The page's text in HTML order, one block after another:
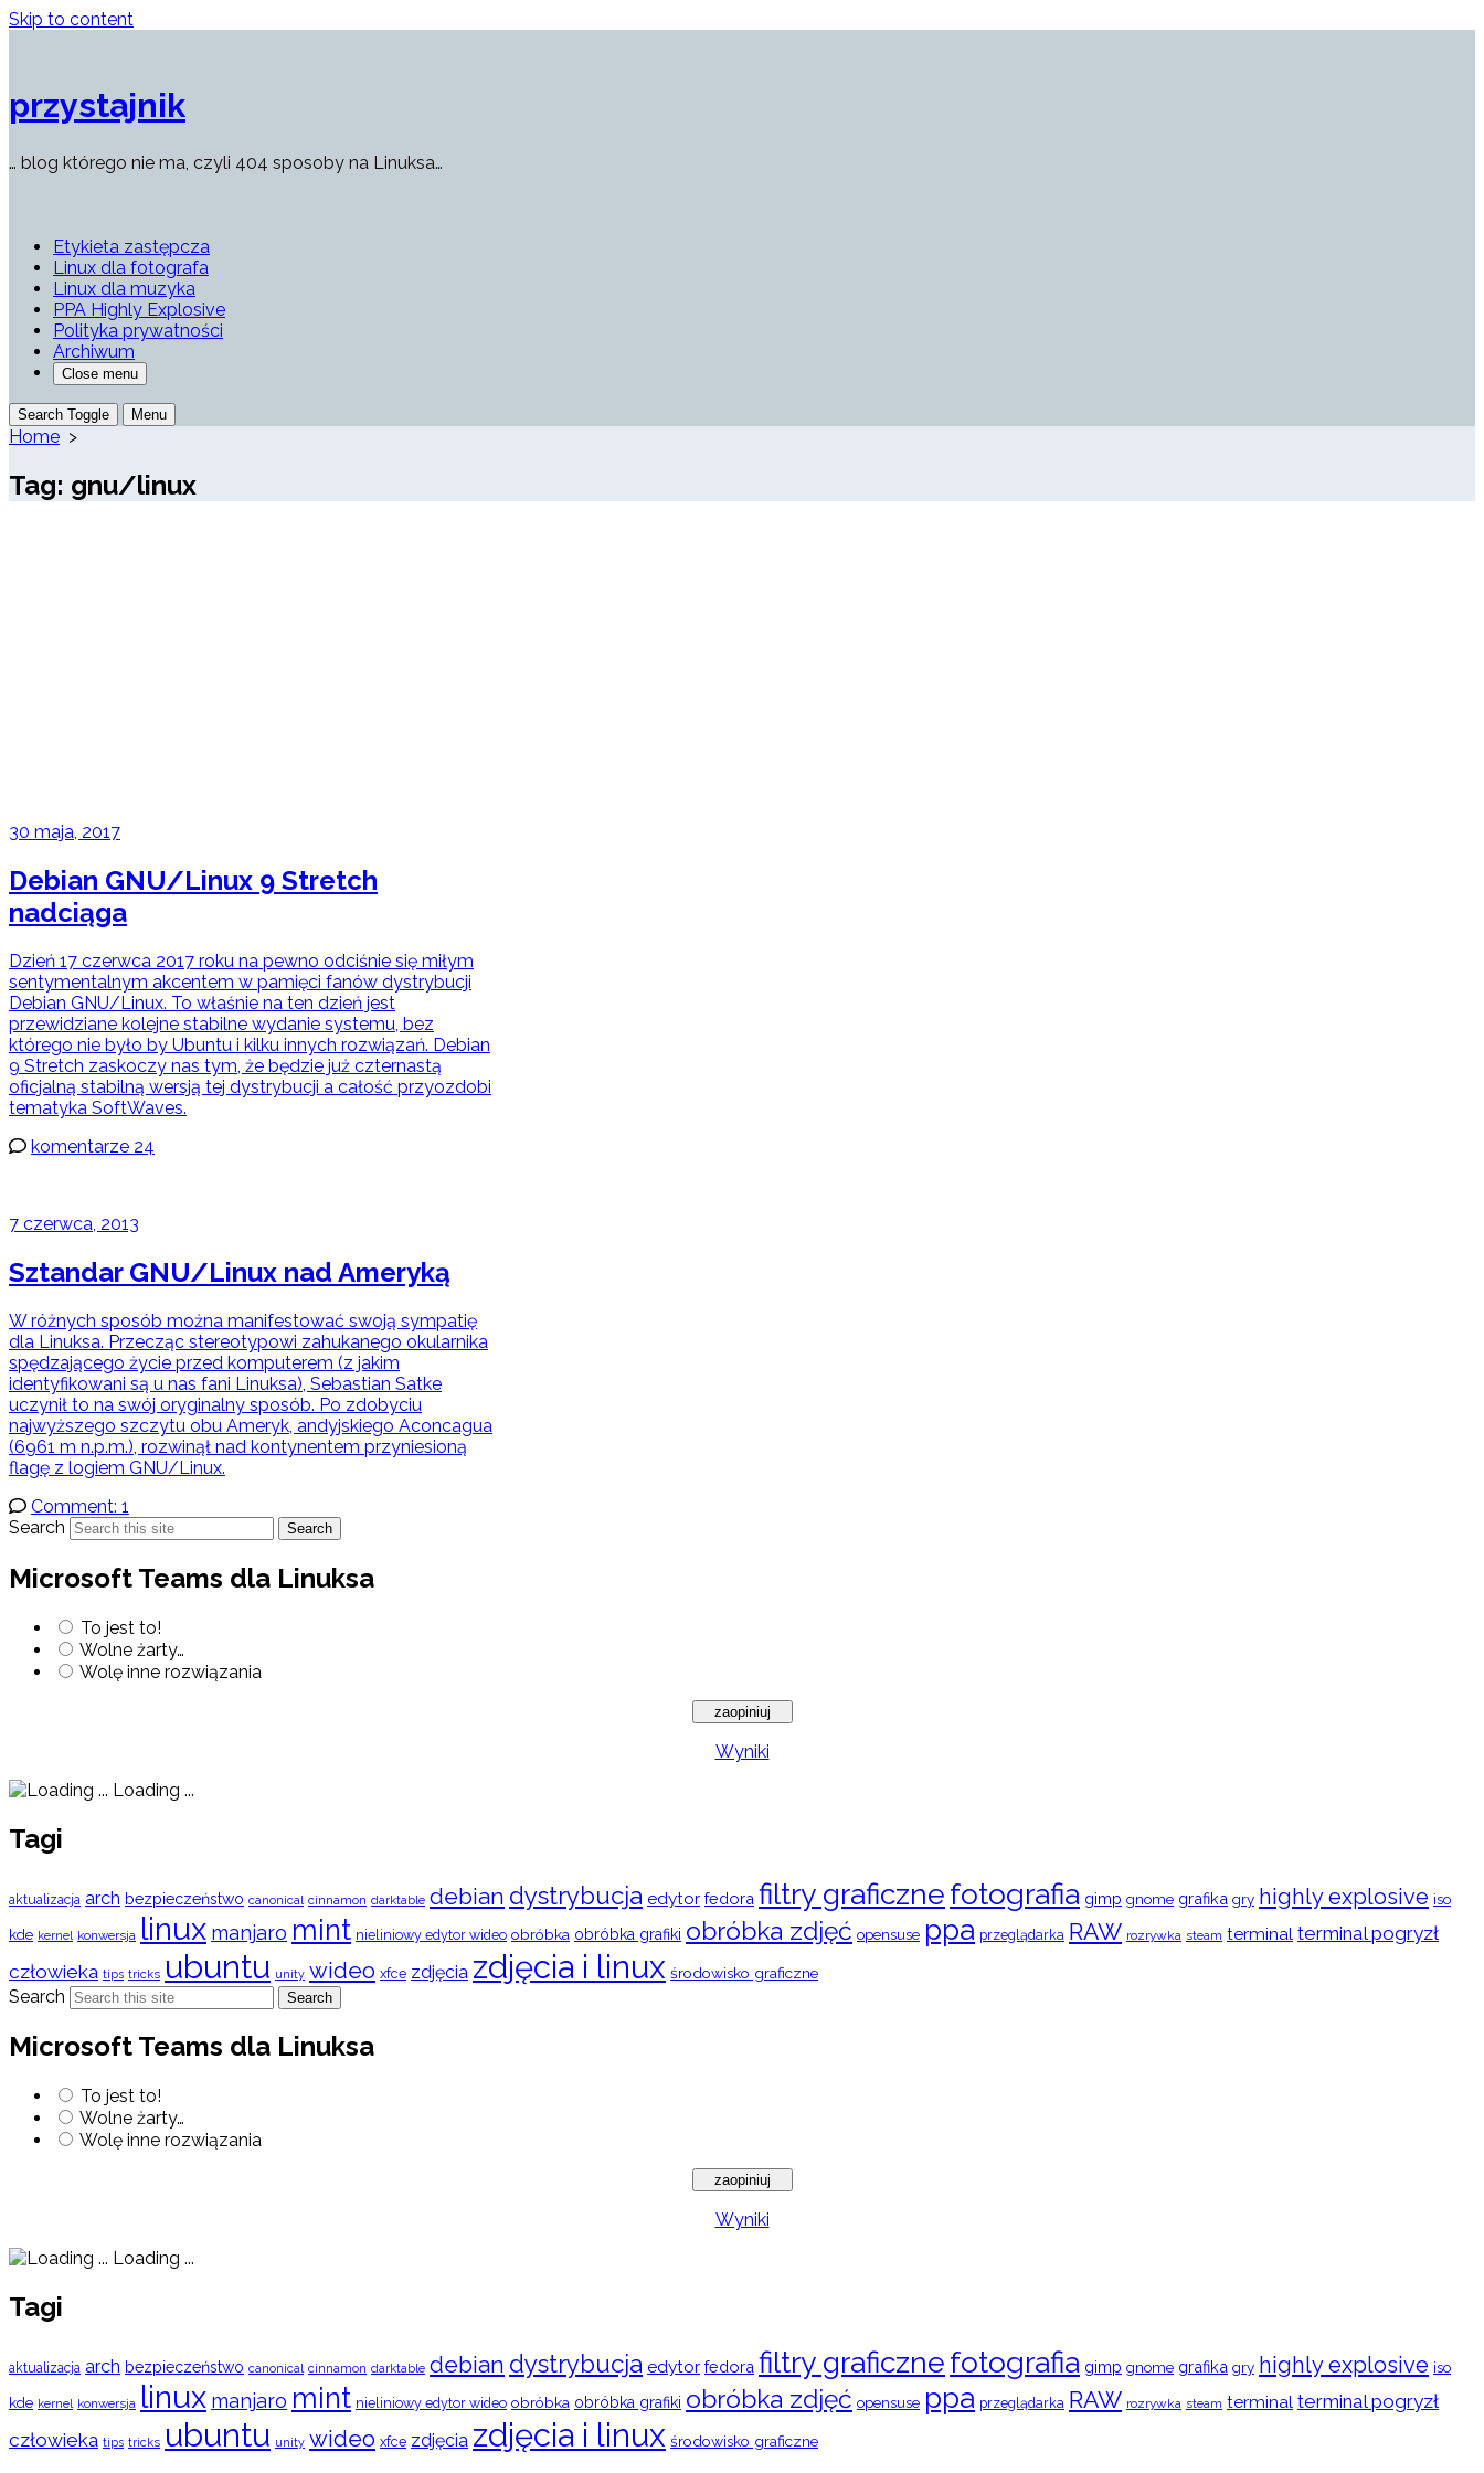
Skip to content
przystajnik
… blog którego nie ma, czyli 404 sposoby na Linuksa…
Etykieta zastępcza
Linux dla fotografa
Linux dla muzyka
PPA Highly Explosive
Polityka prywatności
Archiwum
Close menu
Search Toggle Menu
Home >
Tag: gnu/linux
30 maja, 2017
Debian GNU/Linux 9 Stretch
nadciąga
Dzień 17 czerwca 2017 roku na pewno odciśnie się miłym
sentymentalnym akcentem w pamięci fanów dystrybucji
Debian GNU/Linux. To właśnie na ten dzień jest
przewidziane kolejne stabilne wydanie systemu, bez
którego nie było by Ubuntu i kilku innych rozwiązań. Debian
9 Stretch zaskoczy nas tym, że będzie już czternastą
oficjalną stabilną wersją tej dystrybucji a całość przyozdobi
tematyka SoftWaves.
komentarze 24
7 czerwca, 2013
Sztandar GNU/Linux nad Ameryką
W różnych sposób można manifestować swoją sympatię
dla Linuksa. Przecząc stereotypowi zahukanego okularnika
spędzającego życie przed komputerem (z jakim
identyfikowani są u nas fani Linuksa), Sebastian Satke
uczynił to na swój oryginalny sposób. Po zdobyciu
najwyższego szczytu obu Ameryk, andyjskiego Aconcagua
(6961 m n.p.m.), rozwinął nad kontynentem przyniesioną
flagę z logiem GNU/Linux.
Comment: 1
Search
Search
Microsoft Teams dla Linuksa
To jest to!
Wolne żarty…
Wolę inne rozwiązania
Wyniki
Loading ...
Tagi
aktualizacja arch bezpieczeństwo canonical cinnamon darktable debian dystrybucja edytor fedora filtry graficznefotografia gimp gnome grafika gry highly explosive iso
kde kernel konwersja linux manjaro mint nieliniowy edytor wideo obróbka obróbka grafiki obróbka zdjęć opensuse ppa przeglądarka RAW rozrywka steam terminal terminal pogryzł
człowieka tips tricks ubuntu unity wideo xfce zdjęcia zdjęcia i linux środowisko graficzne
Search Search
Microsoft Teams dla Linuksa
To jest to!
Wolne żarty…
Wolę inne rozwiązania
Wyniki
Loading ...
Tagi
aktualizacja arch bezpieczeństwo canonical cinnamon darktable debian dystrybucja edytor fedora filtry graficznefotografia gimp gnome grafika gry highly explosive iso
kde kernel konwersja linux manjaro mint nieliniowy edytor wideo obróbka obróbka grafiki obróbka zdjęć opensuse ppa przeglądarka RAW rozrywka steam terminal terminal pogryzł
człowieka tips tricks ubuntu unity wideo xfce zdjęcia zdjęcia i linux środowisko graficzne